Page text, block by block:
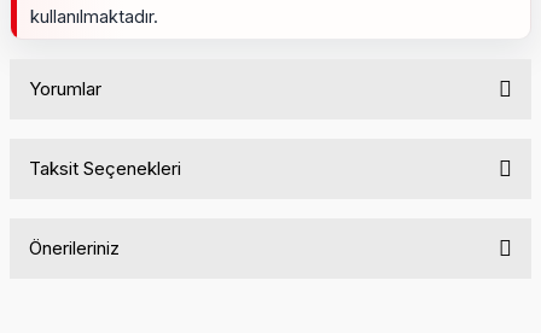
kullanılmaktadır.
Yorumlar
Taksit Seçenekleri
Önerileriniz